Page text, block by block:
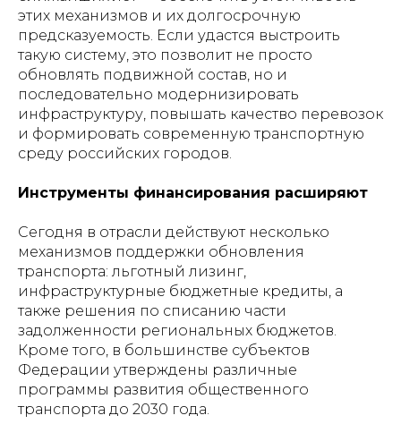
этих механизмов и их долгосрочную
предсказуемость. Если удастся выстроить
такую систему, это позволит не просто
обновлять подвижной состав, но и
последовательно модернизировать
инфраструктуру, повышать качество перевозок
и формировать современную транспортную
среду российских городов.
Инструменты финансирования расширяют
Сегодня в отрасли действуют несколько
механизмов поддержки обновления
транспорта: льготный лизинг,
инфраструктурные бюджетные кредиты, а
также решения по списанию части
задолженности региональных бюджетов.
Кроме того, в большинстве субъектов
Федерации утверждены различные
программы развития общественного
транспорта до 2030 года.